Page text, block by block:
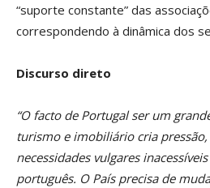
“suporte constante” das
correspondendo à dinâmica dos
Discurso direto
“O facto de Portugal ser um
turismo e imobiliário cria
necessidades vulgares
português. O País precisa de